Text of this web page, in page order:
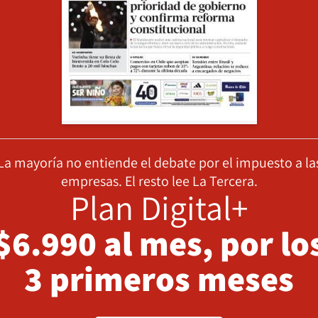
mayoría no entiende el debate por el impuesto a
empresas. El resto lee La Tercera.
Plan Digital+
al mes, por
3 primeros meses